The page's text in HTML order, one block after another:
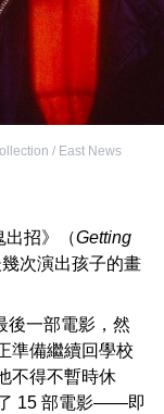
/ East News
出招》（Getting
次演出孩子的畫
後一部電影，然
準備繼續回學校
不得不暫時休
15 部電影——即